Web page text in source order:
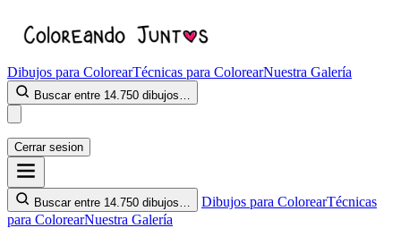
Dibujos para ColorearTécnicas para ColorearNuestra Galería
Buscar entre 14.750 dibujos…
Cerrar sesion
Buscar entre 14.750 dibujos… Dibujos para ColorearTécnicas
para ColorearNuestra Galería